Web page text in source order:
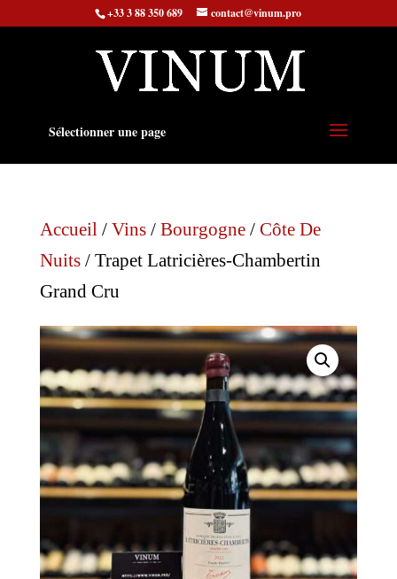
+33 3 88 350 689 contact@vinum.pro
Sélectionner une page
Accueil/ Vins/ Bourgogne/ Côte De
Nuits/ Trapet Latricières-Chambertin
Grand Cru